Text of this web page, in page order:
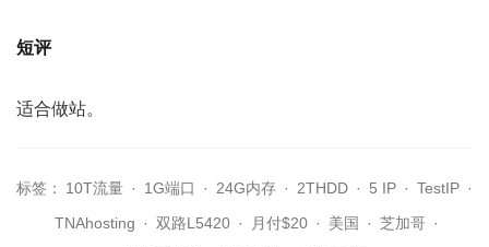
短评
适合做站。
标签： 10T流量 · 1G端口 · 24G内存 · 2THDD · 5 IP · TestIP ·
TNAhosting · 双路L5420 · 月付$20 · 美国 · 芝加哥 ·